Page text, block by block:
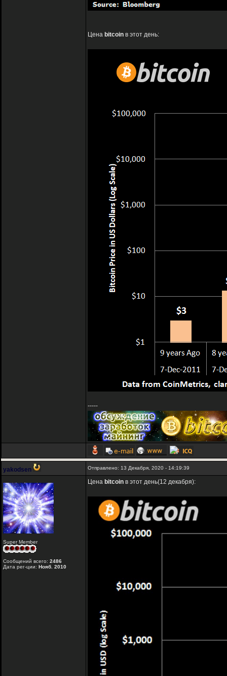
Цена bitcoin в этот день:
-----
yakodsen Отправлено: 13 Декабря, 2020 - 14:19:39
Super Member
Сообщений всего: 2486
Дата рег-ции: Нояб. 2010
Цена bitcoin в этот день(12 декабря):